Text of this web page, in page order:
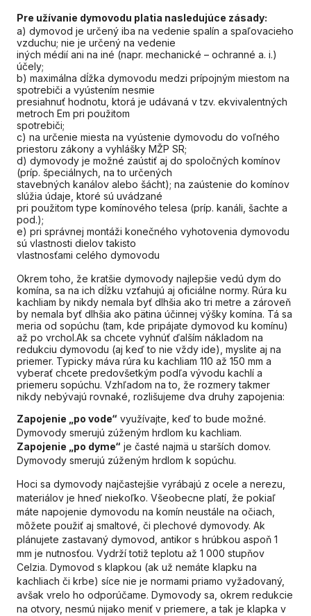
Pre užívanie dymovodu platia nasledujúce zásady:
a) dymovod je určený iba na vedenie spalín a spaľovacieho
vzduchu; nie je určený na vedenie
iných médií ani na iné (napr. mechanické – ochranné a. i.)
účely;
b) maximálna dĺžka dymovodu medzi prípojným miestom na
spotrebiči a vyústením nesmie
presiahnuť hodnotu, ktorá je udávaná v tzv. ekvivalentných
metroch Em pri použitom
spotrebiči;
c) na určenie miesta na vyústenie dymovodu do voľného
priestoru zákony a vyhlášky MŽP SR;
d) dymovody je možné zaústiť aj do spoločných komínov
(príp. špeciálnych, na to určených
stavebných kanálov alebo šácht); na zaústenie do komínov
slúžia údaje, ktoré sú uvádzané
pri použitom type komínového telesa (príp. kanáli, šachte a
pod.);
e) pri správnej montáži konečného vyhotovenia dymovodu
sú vlastnosti dielov takisto
vlastnosťami celého dymovodu
Okrem toho, že kratšie dymovody najlepšie vedú dym do
komína, sa na ich dĺžku vzťahujú aj oficiálne normy. Rúra ku
kachliam by nikdy nemala byť dlhšia ako tri metre a zároveň
by nemala byť dlhšia ako pätina účinnej výšky komína. Tá sa
meria od sopúchu (tam, kde pripájate dymovod ku komínu)
až po vrchol.Ak sa chcete vyhnúť ďalším nákladom na
redukciu dymovodu (aj keď to nie vždy ide), myslite aj na
priemer. Typicky máva rúra ku kachliam 110 až 150 mm a
vyberať chcete predovšetkým podľa vývodu kachlí a
priemeru sopúchu. Vzhľadom na to, že rozmery takmer
nikdy nebývajú rovnaké, rozlišujeme dva druhy zapojenia:
Zapojenie „po vode“ využívajte, keď to bude možné.
Dymovody smerujú zúženým hrdlom ku kachliam.
Zapojenie „po dyme“ je časté najmä u starších domov.
Dymovody smerujú zúženým hrdlom k sopúchu.
Hoci sa dymovody najčastejšie vyrábajú z ocele a nerezu,
materiálov je hneď niekoľko. Všeobecne platí, že pokiaľ
máte napojenie dymovodu na komín neustále na očiach,
môžete použiť aj smaltové, či plechové dymovody. Ak
plánujete zastavaný dymovod, antikor s hrúbkou aspoň 1
mm je nutnosťou. Vydrží totiž teplotu až 1 000 stupňov
Celzia. Dymovod s klapkou (ak už nemáte klapku na
kachliach či krbe) síce nie je normami priamo vyžadovaný,
avšak vrelo ho odporúčame. Dymovody sa, okrem redukcie
na otvory, nesmú nijako meniť v priemere, a tak je klapka v